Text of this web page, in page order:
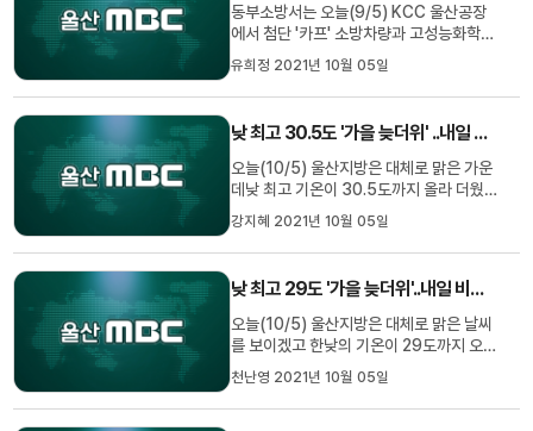
동부소방서는 오늘(9/5) KCC 울산공장
에서 첨단 '카프' 소방차량과 고성능화학차
를 투입한 합동 소방훈련을 실시했습니다.
지난달 동부소방서에 투입된 '카프' 소방차
량은 물 대신 거품을 일으키는 약제를 더한
진화력이 뛰어납니다.//
유희정 2021년 10월 05일
낮 최고 30.5도 '가을 늦더위' ..내일 낮부터 비
오늘(10/5) 울산지방은 대체로 맑은 가운
데낮 최고 기온이 30.5도까지 올라 더웠습
니다.내일은 맑다가 동풍의 영향으로 낮부
터 밤까지 5~10mm의 비가 내리기겠습니
다.비의 영향으로 내일은 아침 최저 19도,
강지혜 2021년 10월 05일
낮 최고 29도 '가을 늦더위'..내일 비소식
오늘(10/5) 울산지방은 대체로 맑은 날씨
를 보이겠고 한낮의 기온이 29도까지 오르
며 가을 늦더위가 기승을 부리겠습니다. 내
일도 대체로 맑다가 동풍의 영향을 받아 낮
부터 밤사이 비가 내리는 곳이 있겠고 기온
천난영 2021년 10월 05일